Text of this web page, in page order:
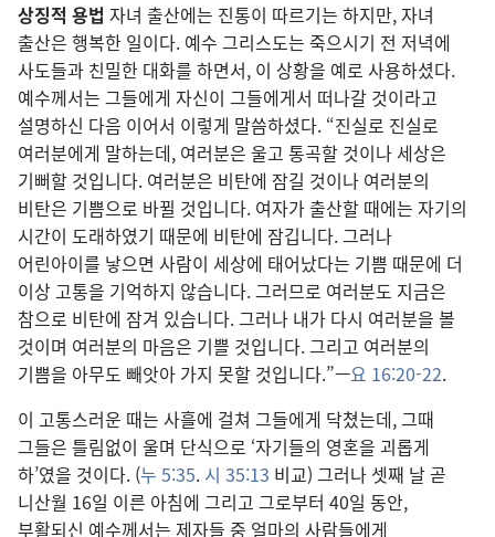
상징적 용법 자녀 출산에는 진통이 따르기는 하지만, 자녀
출산은 행복한 일이다. 예수 그리스도는 죽으시기 전 저녁에
사도들과 친밀한 대화를 하면서, 이 상황을 예로 사용하셨다.
예수께서는 그들에게 자신이 그들에게서 떠나갈 것이라고
설명하신 다음 이어서 이렇게 말씀하셨다. “진실로 진실로
여러분에게 말하는데, 여러분은 울고 통곡할 것이나 세상은
기뻐할 것입니다. 여러분은 비탄에 잠길 것이나 여러분의
비탄은 기쁨으로 바뀔 것입니다. 여자가 출산할 때에는 자기의
시간이 도래하였기 때문에 비탄에 잠깁니다. 그러나
어린아이를 낳으면 사람이 세상에 태어났다는 기쁨 때문에 더
이상 고통을 기억하지 않습니다. 그러므로 여러분도 지금은
참으로 비탄에 잠겨 있습니다. 그러나 내가 다시 여러분을 볼
것이며 여러분의 마음은 기쁠 것입니다. 그리고 여러분의
기쁨을 아무도 빼앗아 가지 못할 것입니다.”—요 16:20-22.
이 고통스러운 때는 사흘에 걸쳐 그들에게 닥쳤는데, 그때
그들은 틀림없이 울며 단식으로 ‘자기들의 영혼을 괴롭게
하’였을 것이다. (누 5:35. 시 35:13 비교) 그러나 셋째 날 곧
니산월 16일 이른 아침에 그리고 그로부터 40일 동안,
부활되신 예수께서는 제자들 중 얼마의 사람들에게